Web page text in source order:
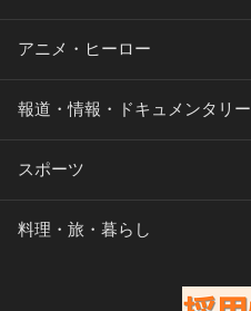
アニメ・ヒーロー
報道・情報・ドキュメンタリー
スポーツ
料理・旅・暮らし